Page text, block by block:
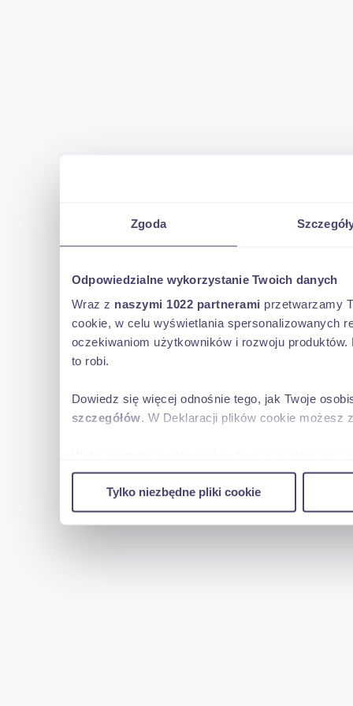
Zgoda
Odpowiedzialne wykorzystanie Twoich danych
Wraz z naszymi 1022 partnerami przetwarzamy
cookie, w celu wyświetlania spersonalizowanych
oczekiwaniom użytkowników i rozwoju
to robi.
Dowiedz się więcej odnośnie tego, jak Twoje
szczegółów. W Deklaracji plików cookie możesz
w naszej witrynie. Informacje o tym, jak
reklamowym i analitycznym. Partnerzy mogą
uzyskanymi podczas korzystania z ich usług.
Tylko niezbędne pliki cookie